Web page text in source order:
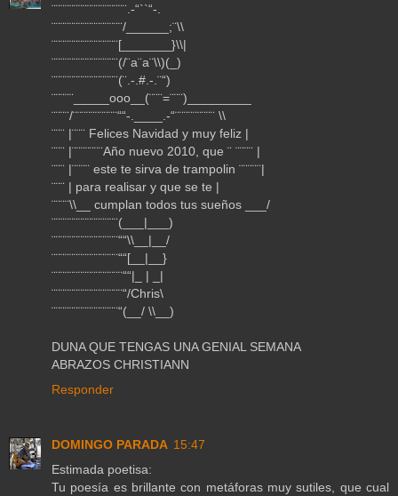
¨¨¨¨¨¨¨¨¨¨¨¨¨¨¨¨¨.-“``“-.
¨¨¨¨¨¨¨¨¨¨¨¨¨¨¨¨/______;¨\\
¨¨¨¨¨¨¨¨¨¨¨¨¨¨¨[_______}\\|
¨¨¨¨¨¨¨¨¨¨¨¨¨¨¨(/¨a¨a¨\\)(_)
¨¨¨¨¨¨¨¨¨¨¨¨¨¨¨(¨.-.#.-.¨“)
¨¨¨¨¨_____ooo__(¨¨¨=¨¨¨)_________
¨¨¨¨/¨¨¨¨¨¨¨¨¨¨““-.____.-“¨¨¨¨¨¨¨¨¨ \\
¨¨¨ |¨¨¨ Felices Navidad y muy feliz |
¨¨¨ |¨¨¨¨¨¨¨Año nuevo 2010, que ¨ ¨¨¨¨ |
¨¨¨ |¨¨¨¨ este te sirva de trampolin ¨¨¨¨¨|
¨¨¨ | para realisar y que se te |
¨¨¨¨\\__ cumplan todos tus sueños ___/
¨¨¨¨¨¨¨¨¨¨¨¨¨¨¨(___|___)
¨¨¨¨¨¨¨¨¨¨¨¨¨¨¨““\\__|__/
¨¨¨¨¨¨¨¨¨¨¨¨¨¨¨““[__|__}
¨¨¨¨¨¨¨¨¨¨¨¨¨¨¨¨““|_ | _|
¨¨¨¨¨¨¨¨¨¨¨¨¨¨¨¨“/Chris\
¨¨¨¨¨¨¨¨¨¨¨¨¨¨¨“(__/ \\__)
DUNA QUE TENGAS UNA GENIAL SEMANA
ABRAZOS CHRISTIANN
Responder
DOMINGO PARADA 15:47
Estimada poetisa:
Tu poesía es brillante con metáforas muy sutiles, que cual